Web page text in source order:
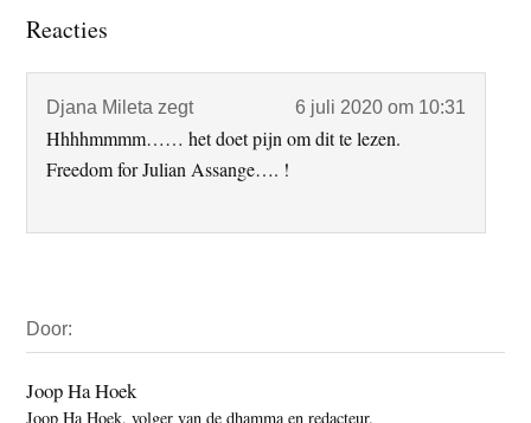
Lees
Reacties
Djana Mileta zegt 6 juli 2020 om 10:31
Hhhhmmmm…… het doet pijn om dit te lezen.
Freedom for Julian Assange…. !
Sidebar
Door:
Joop Ha Hoek
Joop Ha Hoek, volger van de dhamma en redacteur.